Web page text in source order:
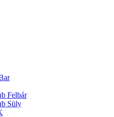
Felbár
Süly